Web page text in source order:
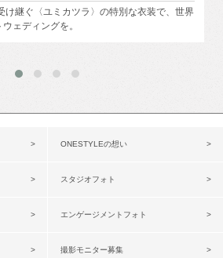
け継ぐ〈ユミカツラ〉の特別な衣装で、世界
ェディングを。
ONESTYLEの想い
スタジオフォト
エンゲージメントフォト
撮影モニター募集